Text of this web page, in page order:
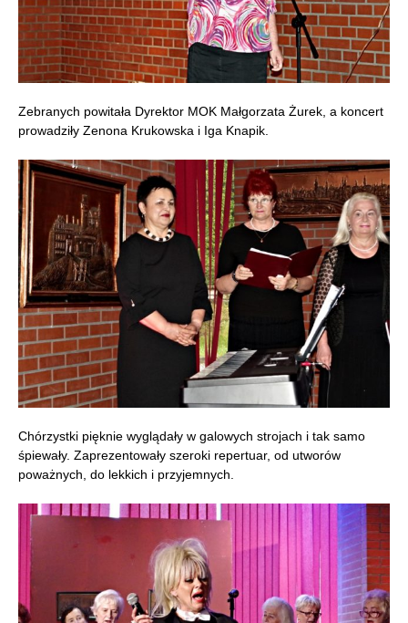
Zebranych powitała Dyrektor MOK Małgorzata Żurek, a koncert
prowadziły Zenona Krukowska i Iga Knapik.
Chórzystki pięknie wyglądały w galowych strojach i tak samo
śpiewały. Zaprezentowały szeroki repertuar, od utworów
poważnych, do lekkich i przyjemnych.